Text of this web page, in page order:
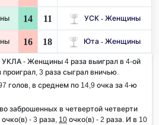
14 11 УСК - Женщины
16 18 Юта - Женщины
УКЛА - Женщины 4 раза выиграл в 4-ой
проиграл, 3 раза сыграл вничью.
голов, в среднем по 14,9 очка за 4-ю
заброшенных в четвертой четверти
очко(в) - 3 раза, 10 очко(в) - 2 раза. И в 10